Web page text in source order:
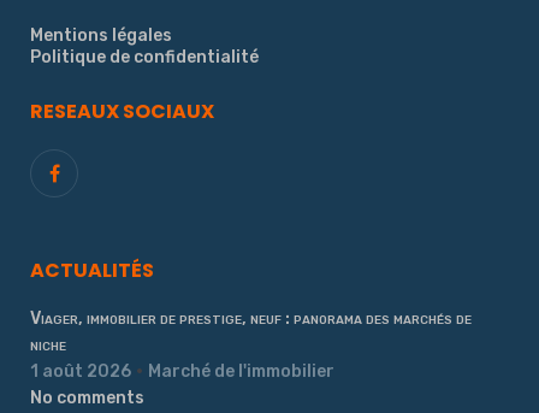
Mentions légales
Politique de confidentialité
RESEAUX SOCIAUX
ACTUALITÉS
Viager, immobilier de prestige, neuf : panorama des marchés de
niche
1 août 2026
Marché de l'immobilier
No comments